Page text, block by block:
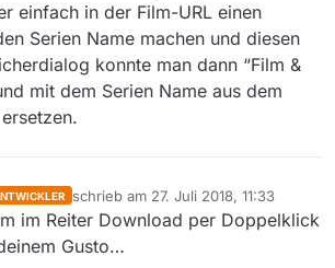
einfach in der Film-URL einen
Serien Name machen und diesen
konnte man dann “Film &
mit dem Serien Name aus dem
schrieb am 27. Juli 2018, 11:33
zuletzt editiert von
im Reiter Download per Doppelklick
Gusto…